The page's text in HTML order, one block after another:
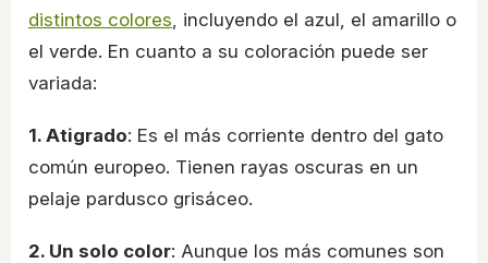
distintos colores , incluyendo el azul, el amarillo o
el verde. En cuanto a su coloración puede ser
variada:
1. Atigrado: Es el más corriente dentro del gato
común europeo. Tienen rayas oscuras en un
pelaje pardusco grisáceo.
2. Un solo color: Aunque los más comunes son